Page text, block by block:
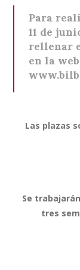
Para
11 de
rellenar
en la
Las plazas
Se
tres